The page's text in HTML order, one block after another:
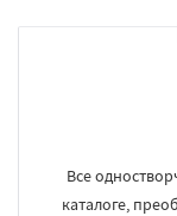
Все
каталоге,